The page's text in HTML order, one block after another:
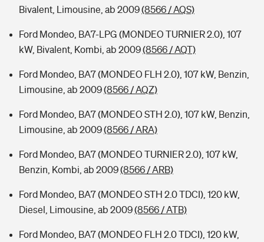
Bivalent, Limousine, ab 2009(8566 / AQS)
Ford Mondeo, BA7-LPG (MONDEO TURNIER 2.0), 107
kW, Bivalent, Kombi, ab 2009(8566 / AQT)
Ford Mondeo, BA7 (MONDEO FLH 2.0), 107 kW, Benzin,
Limousine, ab 2009(8566 / AQZ)
Ford Mondeo, BA7 (MONDEO STH 2.0), 107 kW, Benzin,
Limousine, ab 2009(8566 / ARA)
Ford Mondeo, BA7 (MONDEO TURNIER 2.0), 107 kW,
Benzin, Kombi, ab 2009(8566 / ARB)
Ford Mondeo, BA7 (MONDEO STH 2.0 TDCI), 120 kW,
Diesel, Limousine, ab 2009(8566 / ATB)
Ford Mondeo, BA7 (MONDEO FLH 2.0 TDCI), 120 kW,